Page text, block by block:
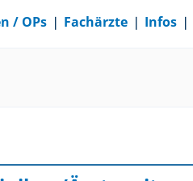
/ OPs❘ Fachärzte❘ Infos❘